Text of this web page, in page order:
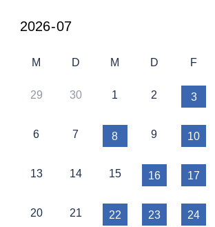
M D M D F
29 30 1 2 3
6 7 8 9 10
13 14 15 16 17
20 21 22 23 24